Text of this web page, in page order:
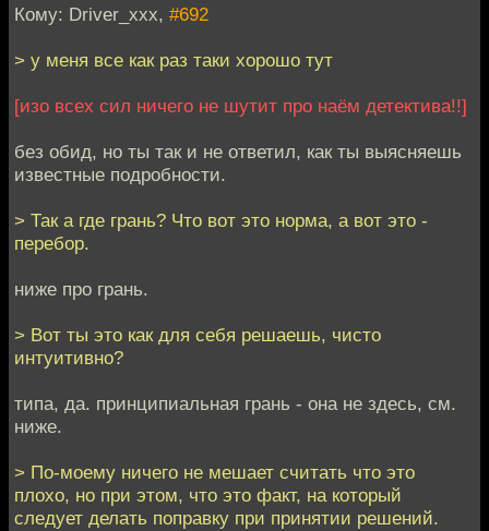
Кому: Driver_xxx, #692
> у меня все как раз таки хорошо тут
[изо всех сил ничего не шутит про наём детектива!!]
без обид, но ты так и не ответил, как ты выясняешь
известные подробности.
> Так а где грань? Что вот это норма, а вот это -
перебор.
ниже про грань.
> Вот ты это как для себя решаешь, чисто
интуитивно?
типа, да. принципиальная грань - она не здесь, см.
ниже.
> По-моему ничего не мешает считать что это
плохо, но при этом, что это факт, на который
следует делать поправку при принятии решений.